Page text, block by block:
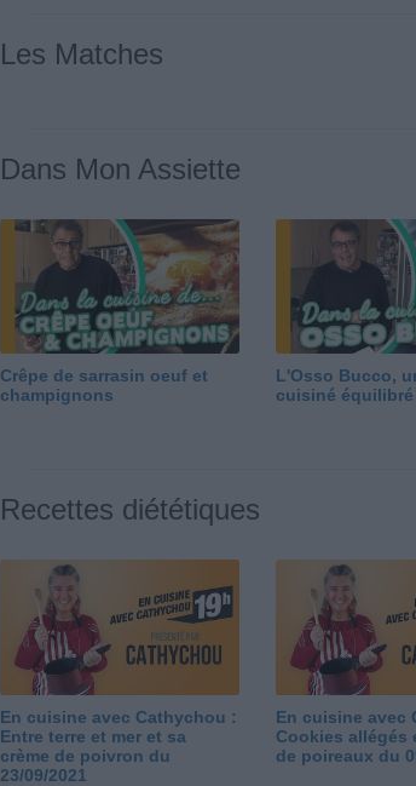
Les Matches
Dans Mon Assiette
Crêpe de sarrasin oeuf et
champignons
L'Osso Bucco,
cuisiné équilibré
Recettes diététiques
En cuisine avec Cathychou :
Entre terre et mer et sa
crème de poivron du
23/09/2021
En cuisine avec
Cookies allégés
de poireaux du